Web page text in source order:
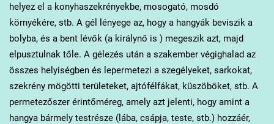
helyez el a konyhaszekrényekbe, mosogató, mosdó
környékére, stb. A gél lényege az, hogy a hangyák beviszik a
bolyba, és a bent lévők (a királynő is ) megeszik azt, majd
elpusztulnak tőle. A gélezés után a szakember végighalad az
összes helyiségben és lepermetezi a szegélyeket, sarkokat,
szekrény mögötti területeket, ajtófélfákat, küszöböket, stb. A
permetezőszer érintőméreg, amely azt jelenti, hogy amint a
hangya bármely testrésze (lába, csápja, teste, stb.) hozzáér,